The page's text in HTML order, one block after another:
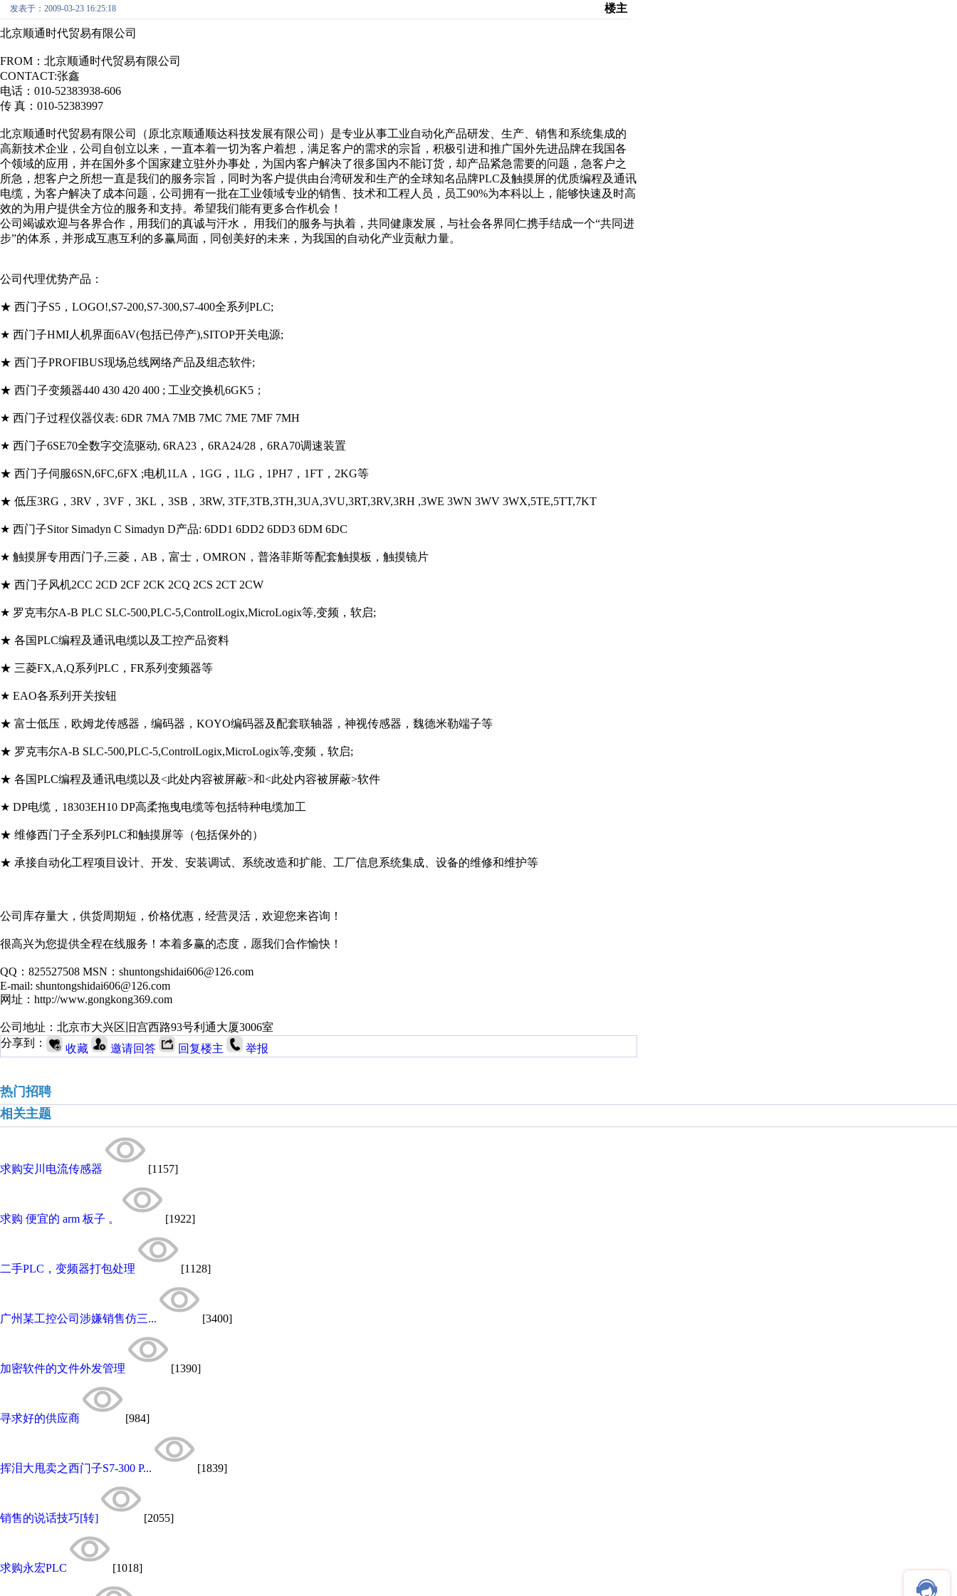
发表于：2009-03-23 16:25:18 楼主
北京顺通时代贸易有限公司
FROM：北京顺通时代贸易有限公司
CONTACT:张鑫
电话：010-52383938-606
传 真：010-52383997
北京顺通时代贸易有限公司（原北京顺通顺达科技发展有限公司）是专业从事工业自动化产品研发、生产、销售和系统集成的
高新技术企业，公司自创立以来，一直本着一切为客户着想，满足客户的需求的宗旨，积极引进和推广国外先进品牌在我国各
个领域的应用，并在国外多个国家建立驻外办事处，为国内客户解决了很多国内不能订货，却产品紧急需要的问题，急客户之
所急，想客户之所想一直是我们的服务宗旨，同时为客户提供由台湾研发和生产的全球知名品牌PLC及触摸屏的优质编程及通讯
电缆，为客户解决了成本问题，公司拥有一批在工业领域专业的销售、技术和工程人员，员工90%为本科以上，能够快速及时高
效的为用户提供全方位的服务和支持。希望我们能有更多合作机会！
公司竭诚欢迎与各界合作，用我们的真诚与汗水， 用我们的服务与执着，共同健康发展，与社会各界同仁携手结成一个“共同进
步”的体系，并形成互惠互利的多赢局面，同创美好的未来，为我国的自动化产业贡献力量。
公司代理优势产品：
★ 西门子S5，LOGO!,S7-200,S7-300,S7-400全系列PLC;
★ 西门子HMI人机界面6AV(包括已停产),SITOP开关电源;
★ 西门子PROFIBUS现场总线网络产品及组态软件;
★ 西门子变频器440 430 420 400 ; 工业交换机6GK5；
★ 西门子过程仪器仪表: 6DR 7MA 7MB 7MC 7ME 7MF 7MH
★ 西门子6SE70全数字交流驱动, 6RA23，6RA24/28，6RA70调速装置
★ 西门子伺服6SN,6FC,6FX ;电机1LA，1GG，1LG，1PH7，1FT，2KG等
★ 低压3RG，3RV，3VF，3KL，3SB，3RW, 3TF,3TB,3TH,3UA,3VU,3RT,3RV,3RH ,3WE 3WN 3WV 3WX,5TE,5TT,7KT
★ 西门子Sitor Simadyn C Simadyn D产品: 6DD1 6DD2 6DD3 6DM 6DC
★ 触摸屏专用西门子,三菱，AB，富士，OMRON，普洛菲斯等配套触摸板，触摸镜片
★ 西门子风机2CC 2CD 2CF 2CK 2CQ 2CS 2CT 2CW
★ 罗克韦尔A-B PLC SLC-500,PLC-5,ControlLogix,MicroLogix等,变频，软启;
★ 各国PLC编程及通讯电缆以及工控产品资料
★ 三菱FX,A,Q系列PLC，FR系列变频器等
★ EAO各系列开关按钮
★ 富士低压，欧姆龙传感器，编码器，KOYO编码器及配套联轴器，神视传感器，魏德米勒端子等
★ 罗克韦尔A-B SLC-500,PLC-5,ControlLogix,MicroLogix等,变频，软启;
★ 各国PLC编程及通讯电缆以及<此处内容被屏蔽>和<此处内容被屏蔽>软件
★ DP电缆，18303EH10 DP高柔拖曳电缆等包括特种电缆加工
★ 维修西门子全系列PLC和触摸屏等（包括保外的）
★ 承接自动化工程项目设计、开发、安装调试、系统改造和扩能、工厂信息系统集成、设备的维修和维护等
公司库存量大，供货周期短，价格优惠，经营灵活，欢迎您来咨询！
很高兴为您提供全程在线服务！本着多赢的态度，愿我们合作愉快！
QQ：825527508 MSN：shuntongshidai606@126.com
E-mail: shuntongshidai606@126.com
网址：http://www.gongkong369.com
公司地址：北京市大兴区旧宫西路93号利通大厦3006室
分享到：
收藏 邀请回答 回复楼主 举报
热门招聘
相关主题
求购安川电流传感器 [1157]
求购 便宜的 arm 板子 。 [1922]
二手PLC，变频器打包处理 [1128]
广州某工控公司涉嫌销售仿三... [3400]
加密软件的文件外发管理 [1390]
寻求好的供应商 [984]
挥泪大甩卖之西门子S7-300 P... [1839]
销售的说话技巧[转] [2055]
求购永宏PLC [1018]